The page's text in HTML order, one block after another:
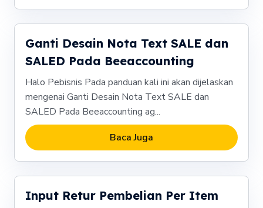
Ganti Desain Nota Text SALE dan
SALED Pada Beeaccounting
Halo Pebisnis Pada panduan kali ini akan dijelaskan
mengenai Ganti Desain Nota Text SALE dan
SALED Pada Beeaccounting ag...
Baca Juga
Input Retur Pembelian Per Item